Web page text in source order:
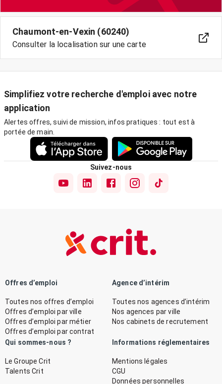
Chaumont-en-Vexin (60240)
Consulter la localisation sur une carte
Simplifiez votre recherche d'emploi avec notre
application
Alertes offres, suivi de mission, infos pratiques : tout est à
portée de main.
Suivez-nous
Offres d’emploi
Toutes nos offres d’emploi
Offres d’emploi par ville
Offres d’emploi par métier
Offres d’emploi par contrat
Agence d’intérim
Toutes nos agences d’intérim
Nos agences par ville
Nos cabinets de recrutement
Qui sommes-nous ?
Le Groupe Crit
Talents Crit
Informations réglementaires
Mentions légales
CGU
Données personnelles